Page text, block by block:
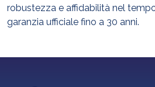
robustezza e affidabilità nel
garanzia ufficiale fino a 30 anni.